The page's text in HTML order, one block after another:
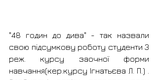
"48 годин до дива" - так назвали
свою підсумкову роботу студенти 3
реж. курсу заочної форми
навчання(кер.курсу Ігнатьєва Л. П.) .